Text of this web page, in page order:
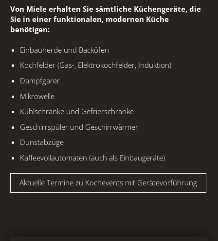
IMPRESSUM
DATENSCHUTZ
Von Miele erhalten Sie sämtliche Küchengeräte, die
Sie in einer funktionalen, modernen Küche
benötigen:
Einbauherde und Backöfen
Kochfelder (Gas-, Elektrokochfelder, Induktion)
Dampfgarer
Mikrowelle
Kühlschränke und Gefrierschränke
Geschirrspüler und Geschirrwärmer
Dunstabzüge
Kaffeevollautomaten (auch als Einbaugeräte)
Aktuelle Termine zu Kochevents mit Gerätevorführung